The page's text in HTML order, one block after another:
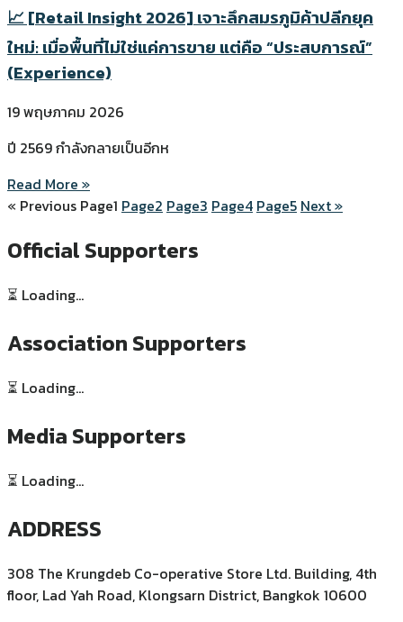
📈 [Retail Insight 2026] เจาะลึกสมรภูมิค้าปลีกยุค
ใหม่: เมื่อพื้นที่ไม่ใช่แค่การขาย แต่คือ “ประสบการณ์”
(Experience)
19 พฤษภาคม 2026
ปี 2569 กำลังกลายเป็นอีกห
Read More »
« Previous Page1 Page2 Page3 Page4 Page5 Next »
Official Supporters
⏳ Loading...
Association Supporters
⏳ Loading...
Media Supporters
⏳ Loading...
ADDRESS
308 The Krungdeb Co-operative Store Ltd. Building, 4th
floor, Lad Yah Road, Klongsarn District, Bangkok 10600